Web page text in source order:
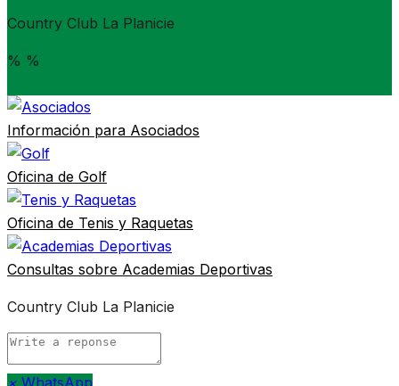
Country Club La Planicie
% %
Información para Asociados
Oficina de Golf
Oficina de Tenis y Raquetas
Consultas sobre Academias Deportivas
Country Club La Planicie